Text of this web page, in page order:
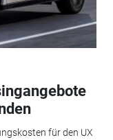
für den UX